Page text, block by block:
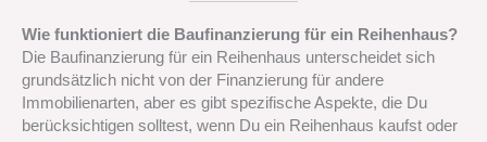
Wie funktioniert die Baufinanzierung für ein Reihenhaus?
Die Baufinanzierung für ein Reihenhaus unterscheidet sich
grundsätzlich nicht von der Finanzierung für andere
Immobilienarten, aber es gibt spezifische Aspekte, die Du
berücksichtigen solltest, wenn Du ein Reihenhaus kaufst oder